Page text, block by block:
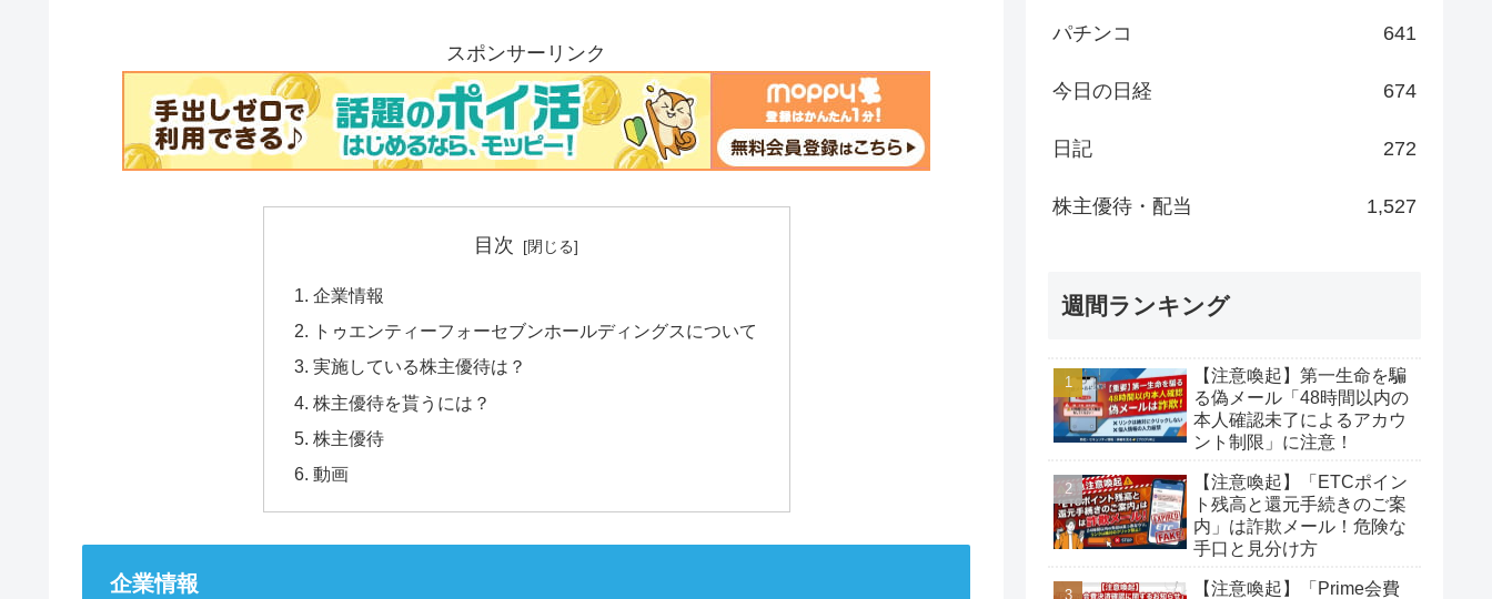
スポンサーリンク
目次
企業情報
トゥエンティーフォーセブンホールディングスについて
実施している株主優待は？
株主優待を貰うには？
株主優待
動画
企業情報
パチンコ 641
今日の日経 674
日記 272
株主優待・配当 1,527
週間ランキング
【注意喚起】第一生命を騙
る偽メール「48時間以内の
本人確認未了によるアカウ
ント制限」に注意！
【注意喚起】「ETCポイン
ト残高と還元手続きのご案
内」は詐欺メール！危険な
手口と見分け方
【注意喚起】「Prime会費